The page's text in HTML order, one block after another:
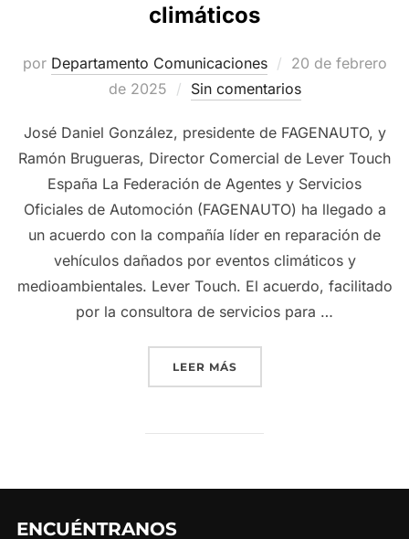
climáticos
por Departamento Comunicaciones
Publicado
el
20 de febrero
de 2025
Sin comentarios
José Daniel González, presidente de FAGENAUTO, y
Ramón Brugueras, Director Comercial de Lever Touch
España La Federación de Agentes y Servicios
Oficiales de Automoción (FAGENAUTO) ha llegado a
un acuerdo con la compañía líder en reparación de
vehículos dañados por eventos climáticos y
medioambientales. Lever Touch. El acuerdo, facilitado
por la consultora de servicios para …
LEER MÁS«FAGENAUTO SUSCRIBE
ENCUÉNTRANOS